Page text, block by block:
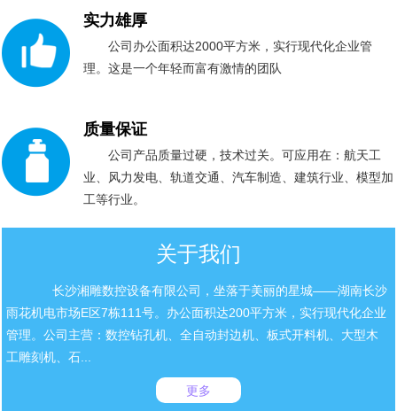
实力雄厚
公司办公面积达2000平方米，实行现代化企业管
理。这是一个年轻而富有激情的团队
质量保证
公司产品质量过硬，技术过关。可应用在：航天工
业、风力发电、轨道交通、汽车制造、建筑行业、模型加
工等行业。
关于我们
长沙湘雕数控设备有限公司，坐落于美丽的星城——湖南长沙
雨花机电市场E区7栋111号。办公面积达200平方米，实行现代化企业
管理。公司主营：数控钻孔机、全自动封边机、板式开料机、大型木
工雕刻机、石...
更多